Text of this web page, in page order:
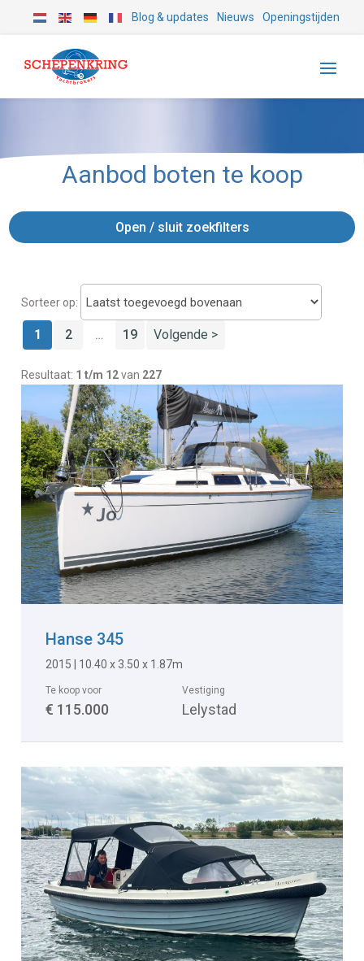
Blog & updates Nieuws Openingstijden
Aanbod boten te koop
Open / sluit zoekfilters
Sorteer op:
1 2 … 19 Volgende >
Resultaat: 1 t/m 12van 227
Hanse 345
2015 | 10.40 x 3.50 x 1.87m
Te koop voor
€ 115.000
Vestiging
Lelystad